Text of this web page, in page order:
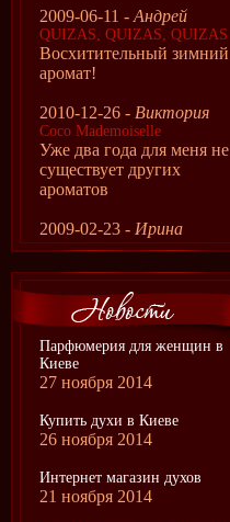
2009-06-11 - Андрей
QUIZAS, QUIZAS, QUIZAS
Восхитительный зимний
аромат!
2010-12-26 - Виктория
Coco Mademoiselle
Уже два года для меня не
существует других
ароматов
2009-02-23 - Ирина
Парфюмерия для женщин в
Киеве
27 ноября 2014
Купить духи в Киеве
26 ноября 2014
Интернет магазин духов
21 ноября 2014